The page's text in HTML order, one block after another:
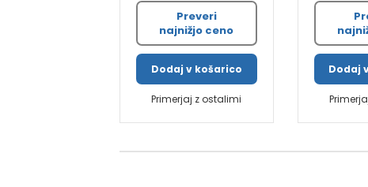
Preveri
najnižjo ceno
Dodaj v košarico
Primerjaj z ostalimi
Dodaj